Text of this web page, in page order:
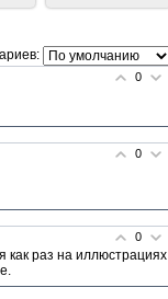
0
0
0
как раз на иллюстрациях